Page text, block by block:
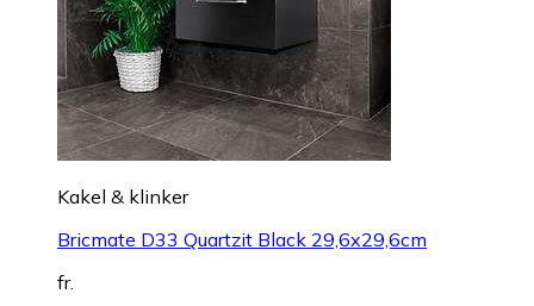
Kakel & klinker
Bricmate D33 Quartzit Black 29,6x29,6cm
fr.